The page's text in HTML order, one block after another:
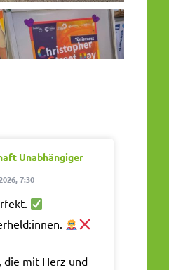
Unabhängiger
7:30
die mit Herz und